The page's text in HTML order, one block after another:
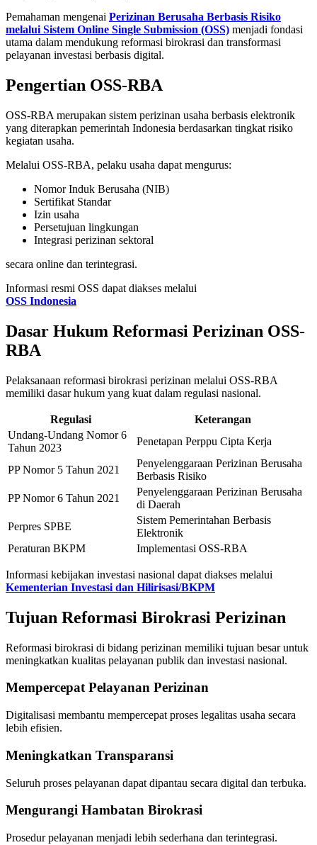
Pemahaman mengenai Perizinan Berusaha Berbasis Risiko
melalui Sistem Online Single Submission (OSS) menjadi fondasi
utama dalam mendukung reformasi birokrasi dan transformasi
pelayanan investasi berbasis digital.
Pengertian OSS-RBA
OSS-RBA merupakan sistem perizinan usaha berbasis elektronik
yang diterapkan pemerintah Indonesia berdasarkan tingkat risiko
kegiatan usaha.
Melalui OSS-RBA, pelaku usaha dapat mengurus:
Nomor Induk Berusaha (NIB)
Sertifikat Standar
Izin usaha
Persetujuan lingkungan
Integrasi perizinan sektoral
secara online dan terintegrasi.
Informasi resmi OSS dapat diakses melalui
OSS Indonesia
Dasar Hukum Reformasi Perizinan OSS-
RBA
Pelaksanaan reformasi birokrasi perizinan melalui OSS-RBA
memiliki dasar hukum yang kuat dalam regulasi nasional.
Regulasi
Keterangan
Undang-Undang Nomor 6
Tahun 2023
Penetapan Perppu Cipta Kerja
PP Nomor 5 Tahun 2021
Penyelenggaraan Perizinan Berusaha
Berbasis Risiko
PP Nomor 6 Tahun 2021
Penyelenggaraan Perizinan Berusaha
di Daerah
Perpres SPBE
Sistem Pemerintahan Berbasis
Elektronik
Peraturan BKPM
Implementasi OSS-RBA
Informasi kebijakan investasi nasional dapat diakses melalui
Kementerian Investasi dan Hilirisasi/BKPM
Tujuan Reformasi Birokrasi Perizinan
Reformasi birokrasi di bidang perizinan memiliki tujuan besar untuk
meningkatkan kualitas pelayanan publik dan investasi nasional.
Mempercepat Pelayanan Perizinan
Digitalisasi membantu mempercepat proses legalitas usaha secara
lebih efisien.
Meningkatkan Transparansi
Seluruh proses pelayanan dapat dipantau secara digital dan terbuka.
Mengurangi Hambatan Birokrasi
Prosedur pelayanan menjadi lebih sederhana dan terintegrasi.